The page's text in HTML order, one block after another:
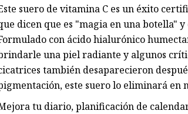
suero de vitamina C es un éxito
dicen que es "magia en una botella"
con ácido hialurónico
una piel radiante y algunos
también desaparecieron
este suero lo eliminará en
tu diario, planificación de